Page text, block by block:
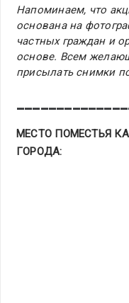
Напоминаем, что
основана на
частных граждан и
основе. Всем
присылать снимки
МЕСТО ПОМЕСТЬЯ
ГОРОДА: